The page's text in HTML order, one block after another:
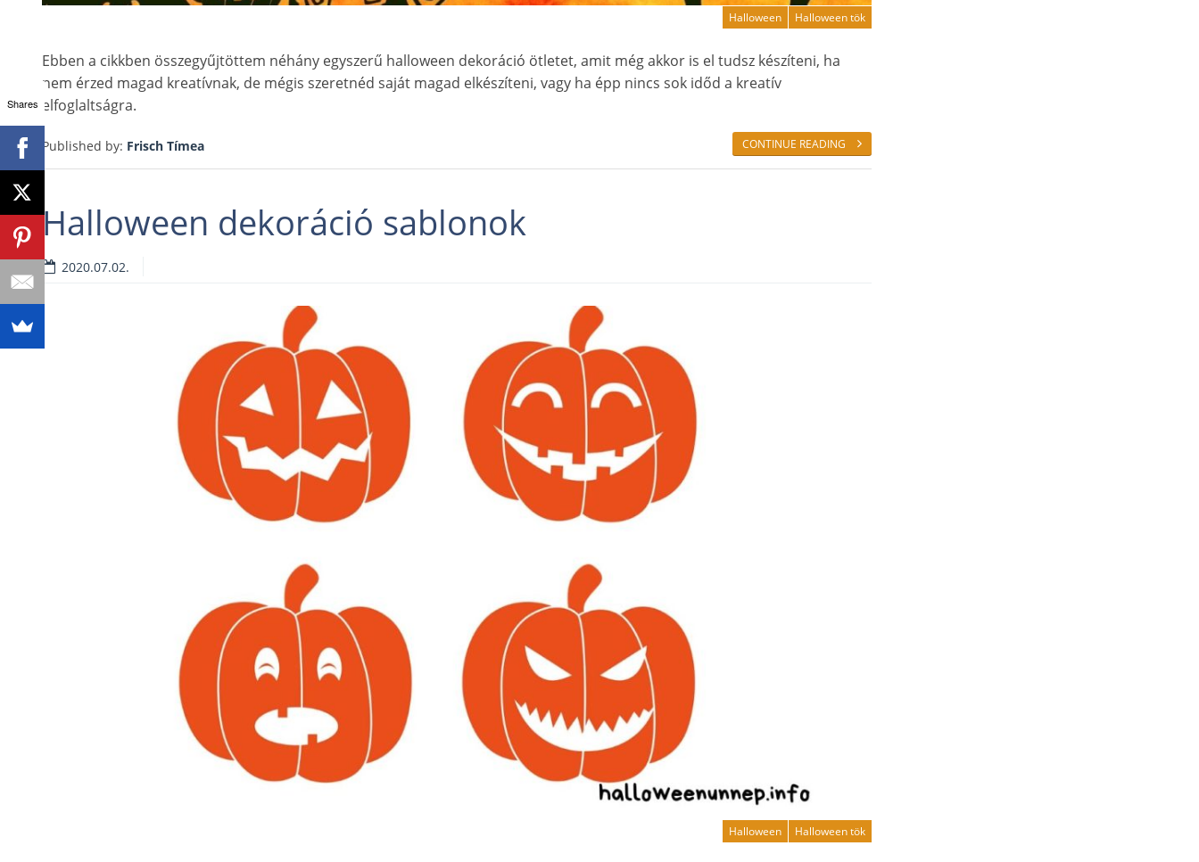
Halloween Halloween tök
Ebben a cikkben összegyűjtöttem néhány egyszerű halloween dekoráció ötletet, amit még akkor is el tudsz készíteni, ha
nem érzed magad kreatívnak, de mégis szeretnéd saját magad elkészíteni, vagy ha épp nincs sok időd a kreatív
elfoglaltságra.
CONTINUE READING
Published by: Frisch Tímea
Halloween dekoráció sablonok
2020.07.02.
Halloween Halloween tök
Shares